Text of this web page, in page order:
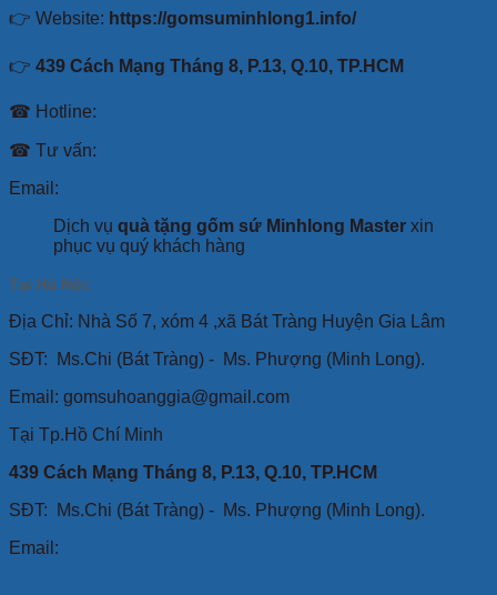
👉 Website: https://gomsuminhlong1.info/
👉 439 Cách Mạng Tháng 8, P.13, Q.10, TP.HCM
☎ Hotline:
☎ Tư vấn:
Email:
Dịch vụ quà tặng gốm sứ Minhlong Master xin
phục vụ quý khách hàng
Tại Hà Nội:
Địa Chỉ: Nhà Số 7, xóm 4 ,xã Bát Tràng Huyện Gia Lâm
SĐT:
Ms.Chi (Bát Tràng) - Ms. Phượng (Minh Long).
Email: gomsuhoanggia@gmail.com
Tại Tp.Hồ Chí Minh
439 Cách Mạng Tháng 8, P.13, Q.10, TP.HCM
SĐT: Ms.Chi (Bát Tràng) - Ms. Phượng (Minh Long).
Email: